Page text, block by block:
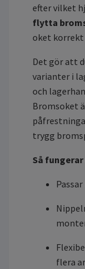
efter vilket
flytta
oket korrekt
Det gör att
varianter i
och
Bromsoket
trygg
Så
Passar
flera